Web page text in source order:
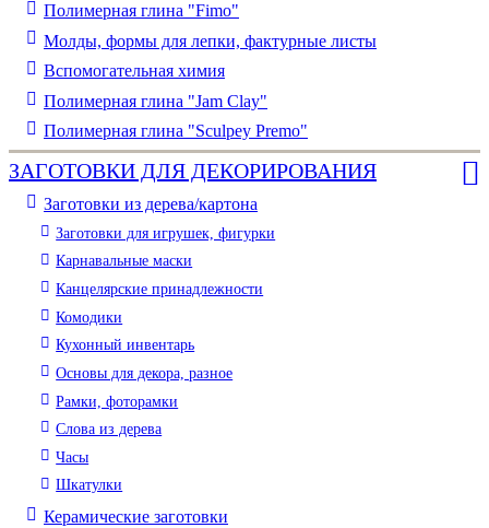
Полимерная глина "Fimo"
Молды, формы для лепки, фактурные листы
Вспомогательная химия
Полимерная глина "Jam Clay"
Полимерная глина "Sculpey Premo"
ЗАГОТОВКИ ДЛЯ ДЕКОРИРОВАНИЯ
Заготовки из дерева/картона
Заготовки для игрушек, фигурки
Карнавальные маски
Канцелярские принадлежности
Комодики
Кухонный инвентарь
Основы для декора, разное
Рамки, фоторамки
Слова из дерева
Часы
Шкатулки
Керамические заготовки